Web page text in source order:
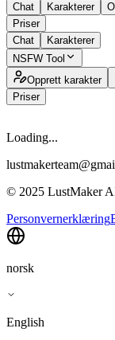
Chat Karakterer
Priser
Chat
Karakterer
NSFW Tool
Opprett karakter
Priser
Loading...
© 2025 LustMaker
Personvernerklæring
norsk
English